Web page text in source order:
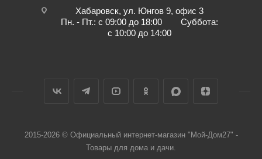
Хабаровск, ул. Юнгов 9, офис 3
Пн. - Пт.: с 09:00 до 18:00 Суббота:
с 10:00 до 14:00
2015-2026 © Официальный интернет-магазин "Мой-Дом27" -
Товары для дома и дачи.